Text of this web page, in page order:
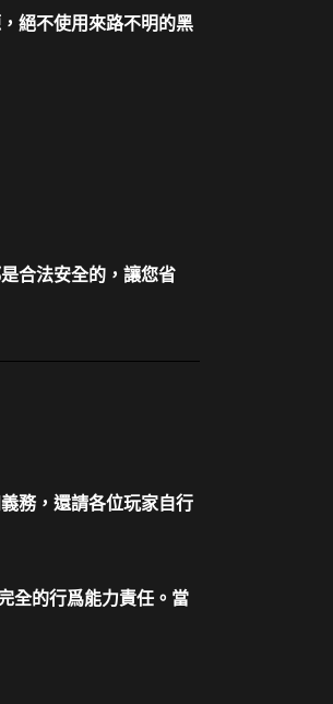
絕不使用來路不明的黑
合法安全的，讓您省
務，還請各位玩家自行
全的行爲能力責任。當